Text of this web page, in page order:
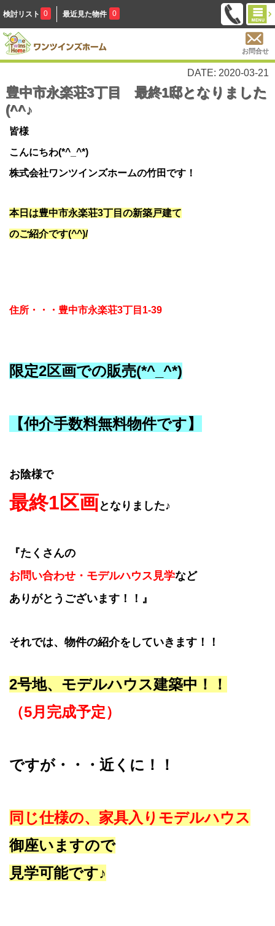
検討リスト 0 最近見た物件 0
お問合せ
DATE: 2020-03-21
豊中市永楽荘3丁目 最終1邸となりました
(^^♪
皆様
こんにちわ(*^_^*)
株式会社ワンツインズホームの竹田です！
本日は豊中市永楽荘3丁目の新築戸建て
のご紹介です(^^)/
住所・・・豊中市永楽荘3丁目1-39
限定2区画での販売(*^_^*)
【仲介手数料無料物件です】
お陰様で
最終1区画となりました♪
『たくさんの
お問い合わせ・モデルハウス見学など
ありがとうございます！！』
それでは、物件の紹介をしていきます！！
2号地、モデルハウス建築中！！
（5月完成予定）
ですが・・・近くに！！
同じ仕様の、家具入り モデルハウス
御座いますので
見学可能です♪